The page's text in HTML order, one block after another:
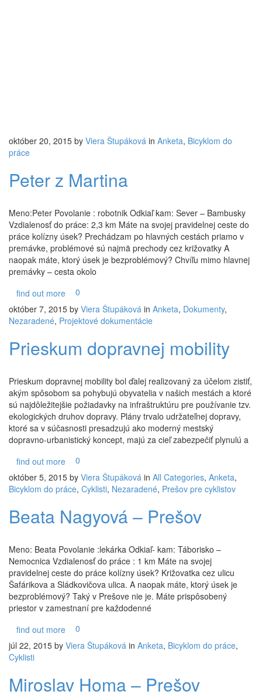
október 20, 2015 by Viera Štupáková in Anketa, Bicyklom do
práce
Peter z Martina
Meno:Peter Povolanie : robotnik Odkiaľ kam: Sever – Bambusky
Vzdialenosť do práce: 2,3 km Máte na svojej pravidelnej ceste do
práce kolízny úsek? Prechádzam po hlavných cestách priamo v
premávke, problémové sú najmä prechody cez križovatky A
naopak máte, ktorý úsek je bezproblémový? Chvíľu mimo hlavnej
premávky – cesta okolo
find out more
0
október 7, 2015 by Viera Štupáková in Anketa, Dokumenty,
Nezaradené, Projektové dokumentácie
Prieskum dopravnej mobility
Prieskum dopravnej mobility bol ďalej realizovaný za účelom zistiť,
akým spôsobom sa pohybujú obyvatelia v našich mestách a ktoré
sú najdôležitejšie požiadavky na infraštruktúru pre používanie tzv.
ekologických druhov dopravy. Plány trvalo udržateľnej dopravy,
ktoré sa v súčasnosti presadzujú ako moderný mestský
dopravno-urbanistický koncept, majú za cieľ zabezpečiť plynulú a
find out more
0
október 5, 2015 by Viera Štupáková in All Categories, Anketa,
Bicyklom do práce, Cyklisti, Nezaradené, Prešov pre cyklistov
Beata Nagyová – Prešov
Meno: Beata Povolanie :lekárka Odkiaľ- kam: Táborisko –
Nemocnica Vzdialenosť do práce : 1 km Máte na svojej
pravidelnej ceste do práce kolízny úsek? Križovatka cez ulicu
Šafárikova a Sládkovičova ulica. A naopak máte, ktorý úsek je
bezproblémový? Taký v Prešove nie je. Máte prispôsobený
priestor v zamestnaní pre každodenné
find out more
0
júl 22, 2015 by Viera Štupáková in Anketa, Bicyklom do práce,
Cyklisti
Miroslav Homa – Prešov